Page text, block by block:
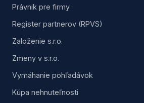
Právnik pre firmy
Register partnerov (RPVS)
Založenie s.r.o.
Zmeny v s.r.o.
Vymáhanie pohľadávok
Kúpa nehnuteľnosti